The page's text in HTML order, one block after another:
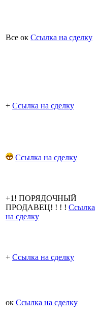
Все ок Ссылка на сделку
+ Ссылка на сделку
Ссылка на сделку
+1! ПОРЯДОЧНЫЙ
ПРОДАВЕЦ! ! ! ! Ссылка
на сделку
+ Ссылка на сделку
ок Ссылка на сделку